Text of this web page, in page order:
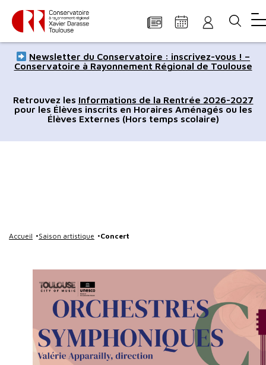
Panneau de gestion des cookies
Aller
au
principal
à
navigation
à
recherche
au
de
page
au
du
site
Newsletter du Conservatoire : inscrivez-vous ! –
Conservatoire à Rayonnement Régional de Toulouse
Retrouvez les Informations de la Rentrée 2026-2027
pour les Élèves inscrits en Horaires Aménagés ou les
Élèves Externes (Hors temps scolaire)
Accueil Saison artistique Concert